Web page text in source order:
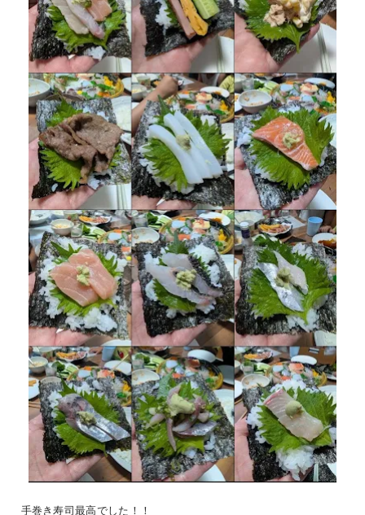
手巻き寿司最高でした！！